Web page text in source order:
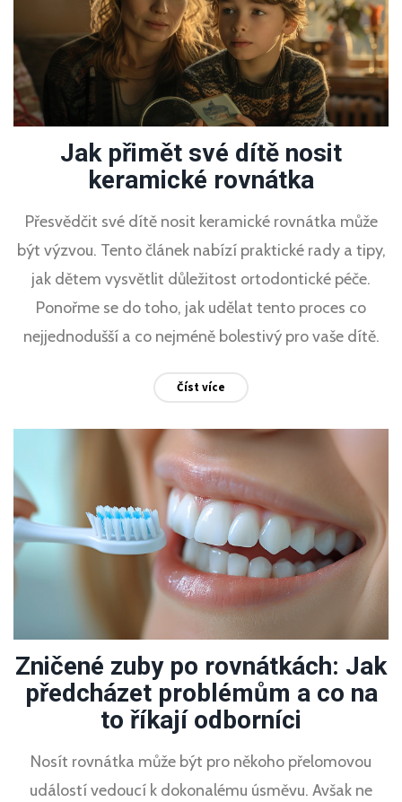
Jak přimět své dítě nosit
keramické rovnátka
Přesvědčit své dítě nosit keramické rovnátka může
být výzvou. Tento článek nabízí praktické rady a tipy,
jak dětem vysvětlit důležitost ortodontické péče.
Ponořme se do toho, jak udělat tento proces co
nejjednodušší a co nejméně bolestivý pro vaše dítě.
Číst více
Zničené zuby po rovnátkách: Jak
předcházet problémům a co na
to říkají odborníci
Nosít rovnátka může být pro někoho přelomovou
událostí vedoucí k dokonalému úsměvu. Avšak ne